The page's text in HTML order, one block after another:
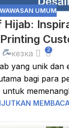
WAWASAN UMUM
Hijab:
кезка 2
yang unik dan
bagi para